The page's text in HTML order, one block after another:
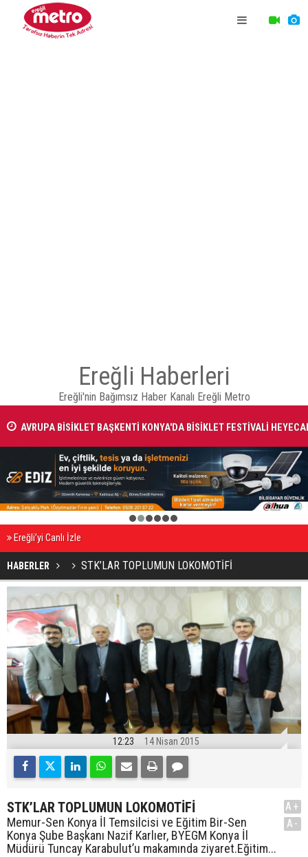
Ereğli Haberleri
Ereğli'nin Bağımsız Haber Kanalı Ereğli Metro
AVRUPA BİSİKLET BAŞKENTİ KONYA'DA BİSİKLET FESTİVALİ
BAŞLADI
2 3 4 5 6
Ereğli’yi Canlı İzle
HABERLER STK’LAR TOPLUMUN LOKOMOTİFİ
12:23 14 Nisan 2015
STK’LAR TOPLUMUN LOKOMOTİFİ
Memur-Sen Konya İl Temsilcisi ve Eğitim Bir-Sen
Konya Şube Başkanı Nazif Karlıer, BYEGM Konya İl
Müdürü Tuncay Karabulut’u makamında ziyaret.Eğitim...
A+
A-